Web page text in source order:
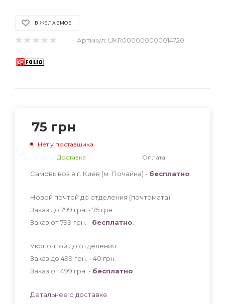
В ЖЕЛАЕМОЕ
Артикул: UKR000000000014720
75 грн
Нет у поставщика
Доставка
Оплата
Самовывоз в г. Киев (м. Почайна) - бесплатно
Новой почтой до отделения (почтомата):
Заказ до 799 грн. - 75 грн
Заказ от 799 грн. - бесплатно
Укрпочтой до отделения:
Заказ до 499 грн. - 40 грн
Заказ от 499 грн. - бесплатно
Детальнее о доставке